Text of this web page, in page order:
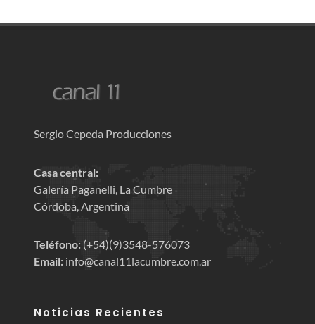
Sergio Cepeda Producciones
Casa central:
Galería Paganelli, La Cumbre
Córdoba, Argentina
Teléfono: (+54)(9)3548-576073
Email: info@canal11lacumbre.com.ar
Noticias Recientes